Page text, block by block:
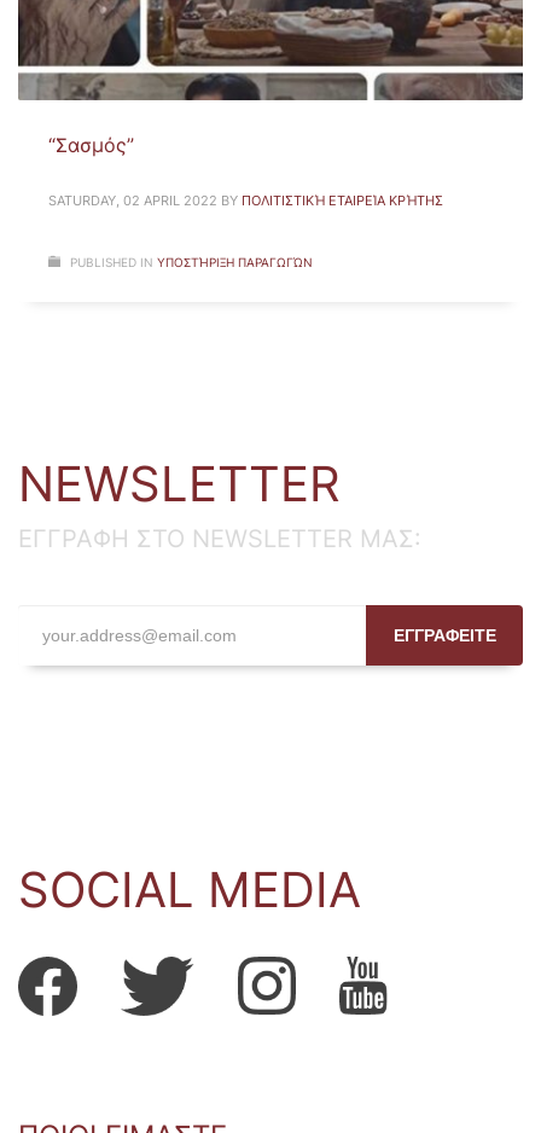
“Σασμός”
SATURDAY, 02 APRIL 2022 BY ΠΟΛΙΤΙΣΤΙΚΉ ΕΤΑΙΡΕΊΑ ΚΡΉΤΗΣ
PUBLISHED IN ΥΠΟΣΤΉΡΙΞΗ ΠΑΡΑΓΩΓΏΝ
NEWSLETTER
ΕΓΓΡΑΦΗ ΣΤΟ NEWSLETTER ΜΑΣ:
ΕΓΓΡΑΦΕΙΤΕ
SOCIAL MEDIA